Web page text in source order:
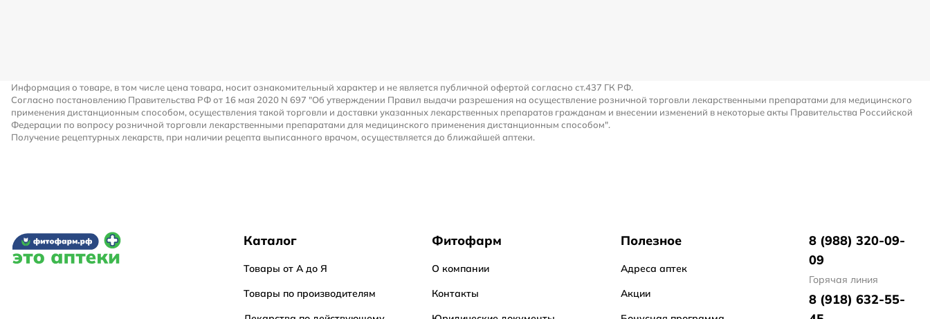
Информация о товаре, в том числе цена товара, носит ознакомительный характер и не является публичной офертой согласно ст.437 ГК РФ.
Согласно постановлению Правительства РФ от 16 мая 2020 N 697 "Об утверждении Правил выдачи разрешения на осуществление розничной торговли лекарственными препаратами для медицинского
применения дистанционным способом, осуществления такой торговли и доставки указанных лекарственных препаратов гражданам и внесении изменений в некоторые акты Правительства Российской
Федерации по вопросу розничной торговли лекарственными препаратами для медицинского применения дистанционным способом".
Получение рецептурных лекарств, при наличии рецепта выписанного врачом, осуществляется до ближайшей аптеки.
Каталог
Товары от А до Я
Товары по производителям
Фитофарм
О компании
Контакты
Полезное
Адреса аптек
Акции
8 (988) 320-09-
09
Горячая линия
8 (918) 632-55-